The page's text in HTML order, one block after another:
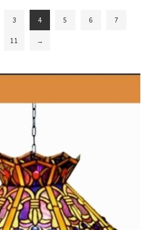
3 4 5 6
7
11 →